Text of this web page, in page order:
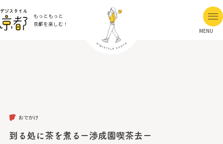
もっともっと
京都を楽しむ！
MENU
おでかけ
到る処に茶を煮るー渉成園喫茶去ー